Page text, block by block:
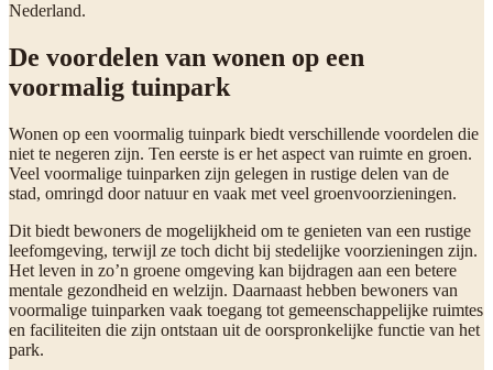
Nederland.
De voordelen van wonen op een
voormalig tuinpark
Wonen op een voormalig tuinpark biedt verschillende voordelen die
niet te negeren zijn. Ten eerste is er het aspect van ruimte en groen.
Veel voormalige tuinparken zijn gelegen in rustige delen van de
stad, omringd door natuur en vaak met veel groenvoorzieningen.
Dit biedt bewoners de mogelijkheid om te genieten van een rustige
leefomgeving, terwijl ze toch dicht bij stedelijke voorzieningen zijn.
Het leven in zo’n groene omgeving kan bijdragen aan een betere
mentale gezondheid en welzijn. Daarnaast hebben bewoners van
voormalige tuinparken vaak toegang tot gemeenschappelijke ruimtes
en faciliteiten die zijn ontstaan uit de oorspronkelijke functie van het
park.